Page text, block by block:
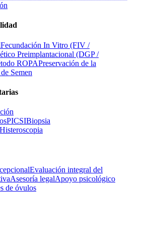
Fecundación In Vitro (FIV /
Preimplantacional (DGP /
ROPAPreservación de la
Semen
PICSIBiopsia
Histeroscopia
Evaluación integral del
Asesoría legalApoyo psicológico
de óvulos